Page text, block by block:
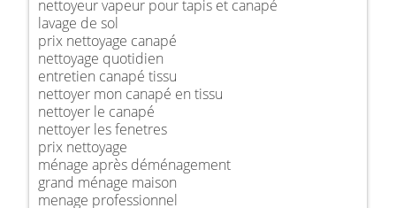
nettoyeur vapeur pour tapis et canapé
lavage de sol
prix nettoyage canapé
nettoyage quotidien
entretien canapé tissu
nettoyer mon canapé en tissu
nettoyer le canapé
nettoyer les fenetres
prix nettoyage
ménage après déménagement
grand ménage maison
menage professionnel